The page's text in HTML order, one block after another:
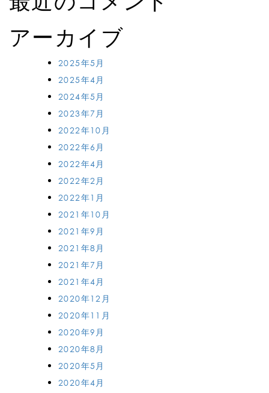
アーカイブ
2025年5月
2025年4月
2024年5月
2023年7月
2022年10月
2022年6月
2022年4月
2022年2月
2022年1月
2021年10月
2021年9月
2021年8月
2021年7月
2021年4月
2020年12月
2020年11月
2020年9月
2020年8月
2020年5月
2020年4月